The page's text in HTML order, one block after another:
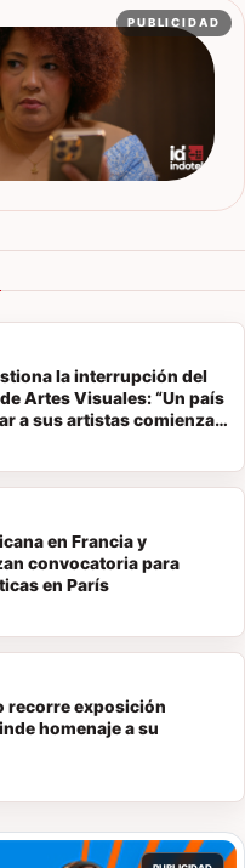
PUBLICIDAD
la interrupción del
Artes Visuales: “Un país
a sus artistas comienza a
en Francia y
convocatoria para
en París
recorre exposición
homenaje a su